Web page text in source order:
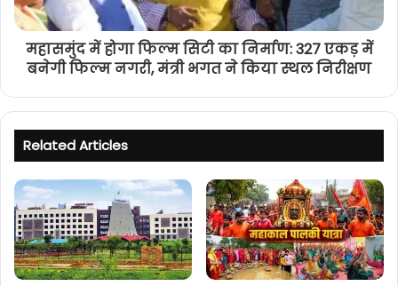
महासमुंद में होगा फिल्म सिटी का निर्माण: 327 एकड़ में
बनेगी फिल्म नगरी, मंत्री भगत ने किया स्थल निरीक्षण
Related Articles